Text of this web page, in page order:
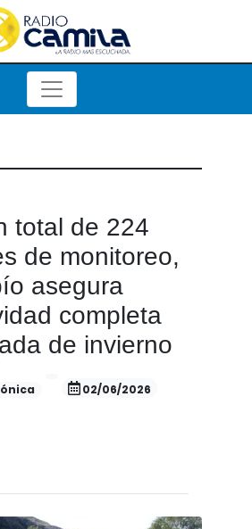
total de 224
de monitoreo,
asegura
completa
de invierno
02/06/2026